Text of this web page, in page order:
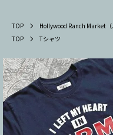
TOP Hollywood Ranch Market（
TOP
Tシャツ